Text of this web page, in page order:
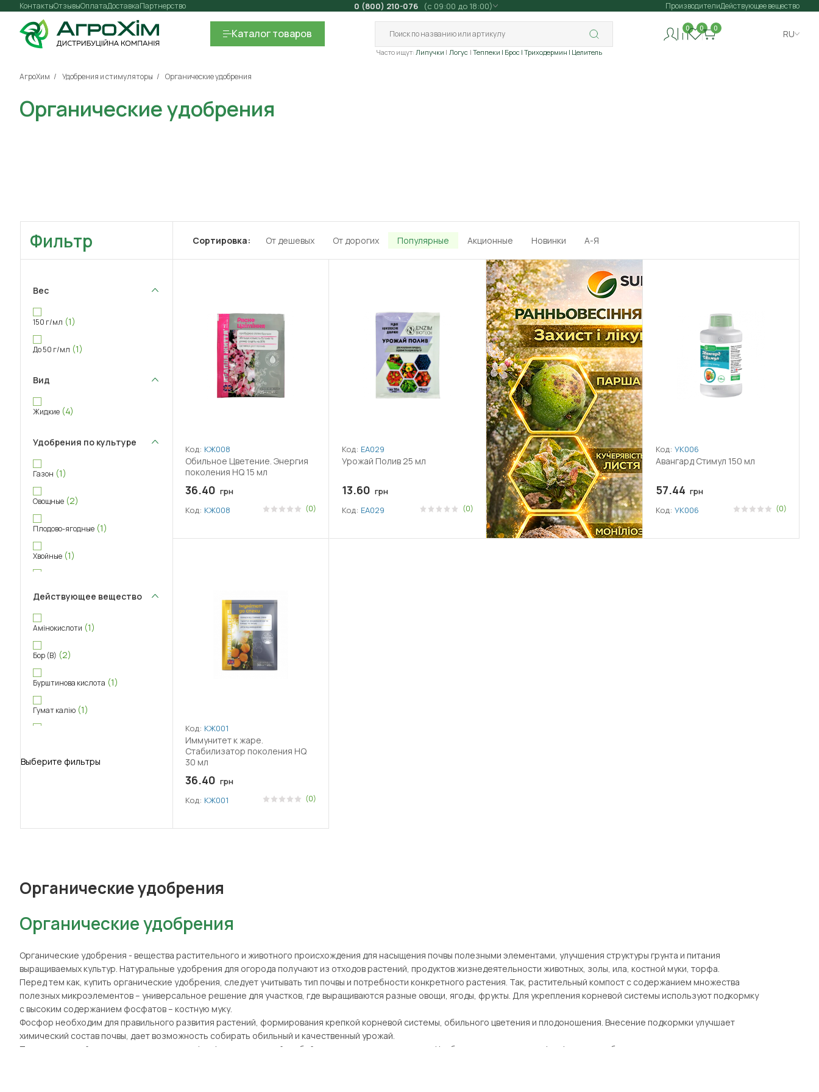
Контакты Оплата
Отзывы ДоставкаПартнерство 0 (800) 210-076 (с 09:00 до 18:00) ПроизводителиДействующее вещество
Каталогтоваров
Часто ищут: Липучки Логус Теппеки | Брос | Триходермин | Целитель
0 0 0
RU
АгроХим Удобрения и стимуляторы Органические удобрения
Органические удобрения
Фильтр
Вес
150 г/мл (1)
До 50 г/мл (1)
Вид
Жидкие (4)
Удобрения по культуре
Газон (1)
Овощные (2)
Плодово-ягодные (1)
Хвойные (1)
Действующее вещество
Амінокислоти (1)
Бор (B) (2)
Бурштинова кислота (1)
Гумат калію (1)
Кремній (1)
Цинк (Zn) (1)
Азот (N)(2)
Фосфор (P)(3)
Калій (K) (3)
Выберите фильтры
Сортировка: От дешевых От дорогих Популярные Акционные Новинки А-Я
Код: КЖ008
Обильное Цветение. Энергия
поколения HQ 15 мл
36.40 грн
Код: КЖ008 (0)
Код: ЕА029
Урожай Полив 25 мл
13.60 грн
Код: ЕА029 (0)
Код: УК006
Авангард Стимул 150 мл
57.44 грн
Код: УК006 (0)
Код: КЖ001
Иммунитет к жаре.
Стабилизатор поколения HQ
30 мл
36.40 грн
Код: КЖ001 (0)
Органические удобрения
Органические удобрения
Органические удобрения - вещества растительного и животного происхождения для насыщения почвы полезными элементами, улучшения структуры грунта и питания
выращиваемых культур. Натуральные удобрения для огорода получают из отходов растений, продуктов жизнедеятельности животных, золы, ила, костной муки, торфа.
Перед тем как, купить органические удобрения, следует учитывать тип почвы и потребности конкретного растения. Так, растительный компост с содержанием множества
полезных микроэлементов – универсальное решение для участков, где выращиваются разные овощи, ягоды, фрукты. Для укрепления корневой системы используют подкормку
с высоким содержанием фосфатов – костную муку.
Фосфор необходим для правильного развития растений, формирования крепкой корневой системы, обильного цветения и плодоношения. Внесение подкормки улучшает
химический состав почвы, дает возможность собирать обильный и качественный урожай.
Пример позиций с высоким содержанием фосфора – перегной, рыбий жир, костная мука, компост. Чтобы получить хорошее фосфорное удобрение посредством